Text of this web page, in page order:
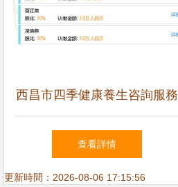
西昌市四季健康養生咨詢服務
您的個性化健康管理專家
查看詳情
更新時間：2026-08-06 17:15:56